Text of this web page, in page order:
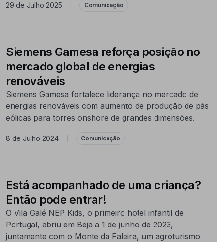
29 de Julho 2025 Comunicação
Siemens Gamesa reforça posição no
mercado global de energias
renováveis
Siemens Gamesa fortalece liderança no mercado de
energias renováveis com aumento de produção de pás
eólicas para torres onshore de grandes dimensões.
8 de Julho 2024 Comunicação
Está acompanhado de uma criança?
Então pode entrar!
O Vila Galé NEP Kids, o primeiro hotel infantil de
Portugal, abriu em Beja a 1 de junho de 2023,
juntamente com o Monte da Faleira, um agroturismo